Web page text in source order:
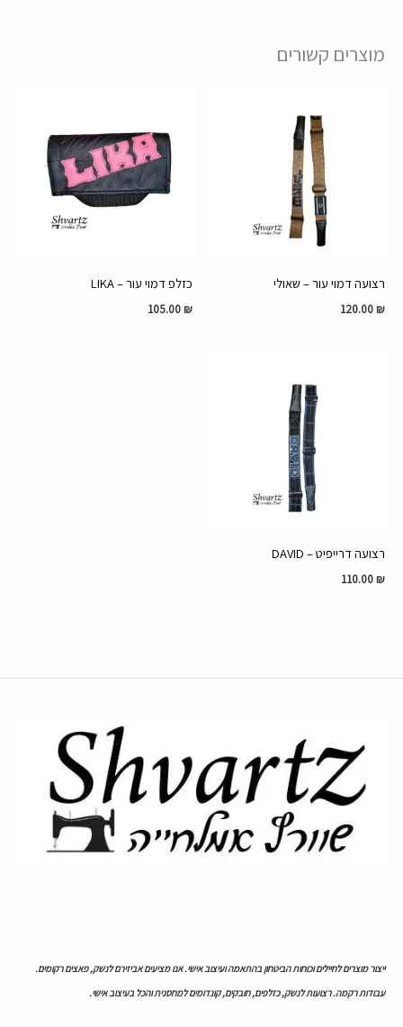
מוצרים קשורים
רצועה דמוי עור – שאולי
120.00 ₪
כזלפ דמוי עור – LIKA
105.00 ₪
רצועה דרייפיט – DAVID
110.00 ₪
ייצור מוצרים לחיילים וכוחות הביטחון בהתאמה ועיצוב אישי. אנו מציעים אביזירם לנשק, פאצים רקומים.
עבודות רקמה. רצועות לנשק, כזלפים, חובקים, קונדומים למחסנית והכל בעיצוב אישי.